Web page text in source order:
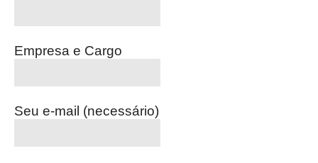
Empresa e Cargo
Seu e-mail (necessário)